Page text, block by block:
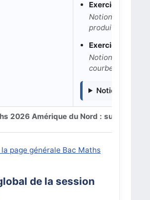
2026 Amérique du Nord : sujets,
Exercice 3 — 5
Notions :
produit scalaire,
Exercice 4 — 5
Notions :
courbe,
Notions
la page générale Bac Maths
de la session